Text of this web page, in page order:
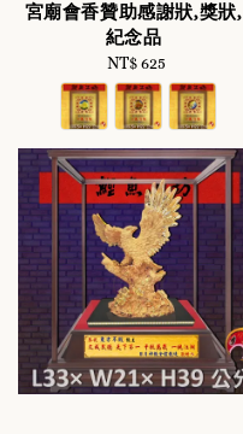
宮廟會香贊助感謝狀,獎狀,
紀念品
Regular
price
NT$ 625